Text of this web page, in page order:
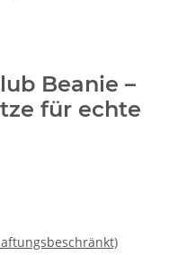
Beanie –
für echte